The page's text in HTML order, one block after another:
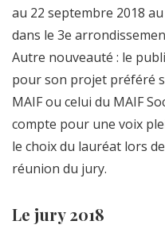
au 22 septembre 2018
dans le 3e
Autre nouveauté : le
pour son projet préféré
MAIF ou celui du MAIF
compte pour une voix
le choix du lauréat lors
réunion du jury.
Le jury 2018